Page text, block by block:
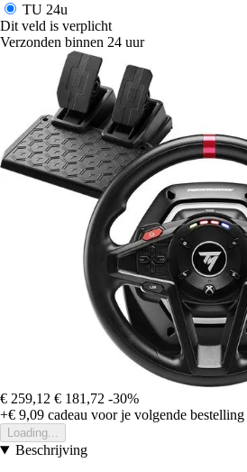
TU 24u
Dit veld is verplicht
Verzonden binnen 24 uur
€ 259,12 € 181,72 -30%
+€ 9,09 cadeau voor je volgende bestelling
Loading...
Beschrijving